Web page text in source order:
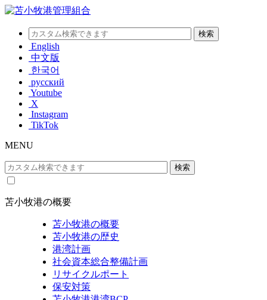
English
中文版
한국어
русский
Youtube
X
Instagram
TikTok
MENU
苫小牧港の概要
苫小牧港の概要
苫小牧港の歴史
港湾計画
社会資本総合整備計画
リサイクルポート
保安対策